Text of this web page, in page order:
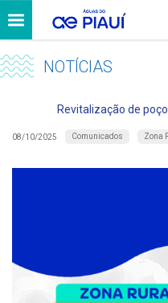
NOTÍCIAS
Revitalização de
08/10/2025 Comunicados Zona